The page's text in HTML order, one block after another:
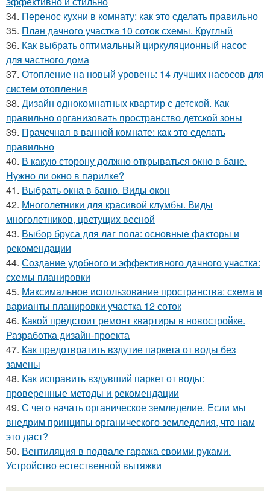
34. Перенос кухни в комнату: как это сделать правильно
35. План дачного участка 10 соток схемы. Круглый
36. Как выбрать оптимальный циркуляционный насос
для частного дома
37. Отопление на новый уровень: 14 лучших насосов для
систем отопления
38. Дизайн однокомнатных квартир с детской. Как
правильно организовать пространство детской зоны
39. Прачечная в ванной комнате: как это сделать
правильно
40. В какую сторону должно открываться окно в бане.
Нужно ли окно в парилке?
41. Выбрать окна в баню. Виды окон
42. Многолетники для красивой клумбы. Виды
многолетников, цветущих весной
43. Выбор бруса для лаг пола: основные факторы и
рекомендации
44. Создание удобного и эффективного дачного участка:
схемы планировки
45. Максимальное использование пространства: схема и
варианты планировки участка 12 соток
46. Какой предстоит ремонт квартиры в новостройке.
Разработка дизайн-проекта
47. Как предотвратить вздутие паркета от воды без
замены
48. Как исправить вздувший паркет от воды:
проверенные методы и рекомендации
49. С чего начать органическое земледелие. Если мы
внедрим принципы органического земледелия, что нам
это даст?
50. Вентиляция в подвале гаража своими руками.
Устройство естественной вытяжки